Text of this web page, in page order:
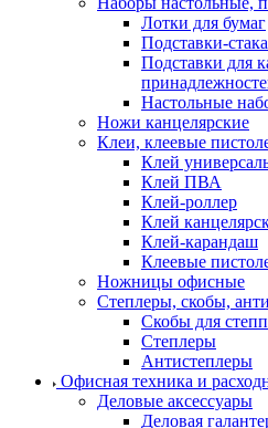
Лотки для бумаг
Подставки-
Подставки для
Настольные
Ножи канцелярские
Клеи, клеевые
Клей
Клей ПВА
Клей-роллер
Клей
Клей-карандаш
Клеевые
Ножницы офисные
Степлеры, скобы,
Скобы для
Степлеры
Антистеплеры
Офисная техника и
Деловые аксессуары
Деловая